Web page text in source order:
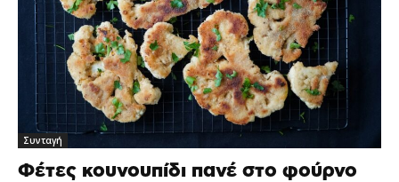
Συνταγή
Φέτες κουνουπίδι πανέ στο φούρνο